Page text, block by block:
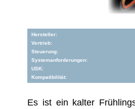
Hersteller:
Vertrieb:
Steuerung:
Systemanforderungen:
USK:
Kompatibilität:
Es ist ein kalter